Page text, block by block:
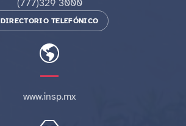
(777)329 3000
DIRECTORIO TELEFÓNICO
www.insp.mx